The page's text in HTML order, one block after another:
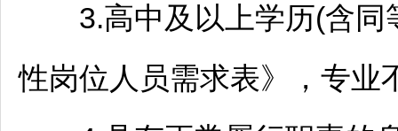
3.高中及以上学历(含同
性岗位人员需求表》，专业